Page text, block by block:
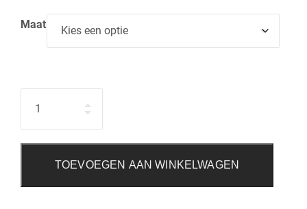
Maat
TOEVOEGEN AAN WINKELWAGEN